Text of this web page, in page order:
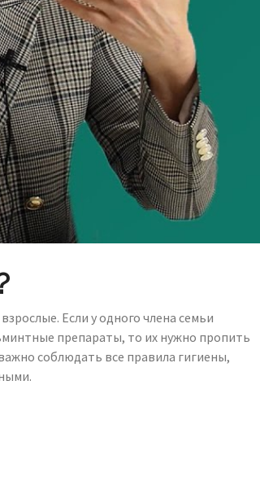
Если у одного члена семьи
препараты, то их нужно пропить
соблюдать все правила гигиены,